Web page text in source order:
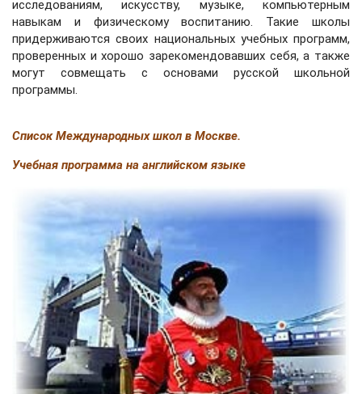
исследованиям, искусству, музыке, компьютерным
навыкам и физическому воспитанию. Такие школы
придерживаются своих национальных учебных программ,
проверенных и хорошо зарекомендовавших себя, а также
могут совмещать с основами русской школьной
программы.
Список Международных школ в Москве.
Учебная программа на английском языке